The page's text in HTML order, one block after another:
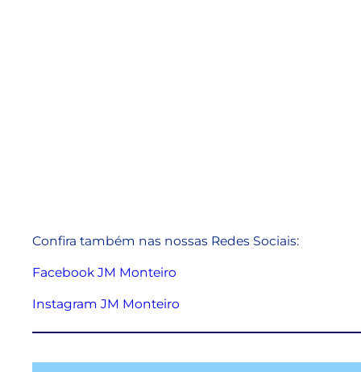
Confira também nas nossas Redes Sociais:
Facebook JM Monteiro
Instagram JM Monteiro